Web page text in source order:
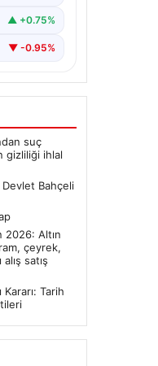
▲ +0.75%
▼ -0.95%
suç
gizliliği ihlal
Bahçeli
2026: Altın
çeyrek,
satış
Tarih